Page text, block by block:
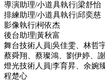
導演助理/小道具執行|梁舒怡
排練助理/小道具執行|邱奕慈
影像執行|柯依杰
後台助理|黃秋富
舞台技術人員|吳佳雯、林哲
蔡舜翔、蔡璨鴻、劉伊婷、
燈光技術人員|李育昇、余婉
程楚心